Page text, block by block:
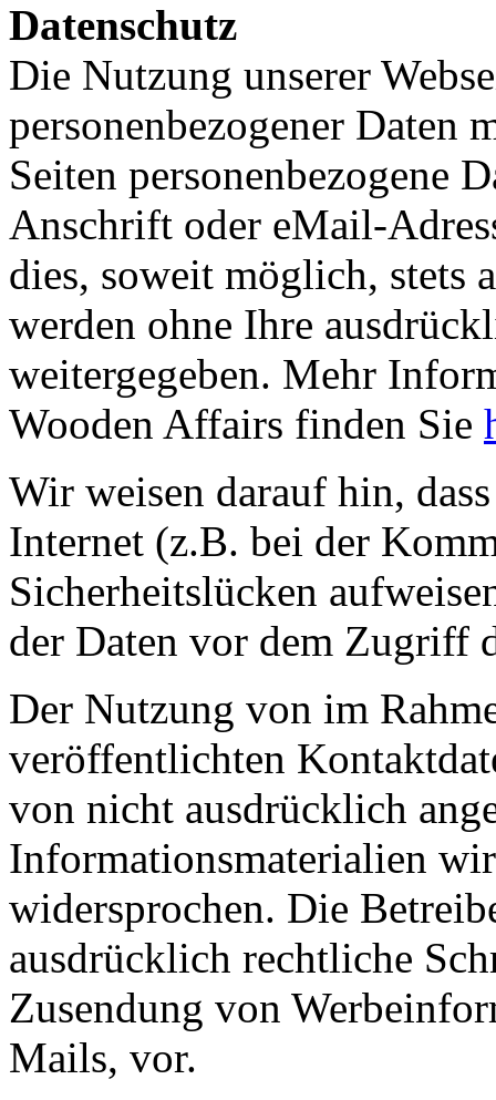
Datenschutz
Die Nutzung unserer
personenbezogener Daten
Seiten personenbezogene
Anschrift oder eMail-
dies, soweit möglich, stets
werden ohne Ihre
weitergegeben. Mehr
Wooden Affairs finden Sie
Wir weisen darauf hin,
Internet (z.B. bei der
Sicherheitslücken
der Daten vor dem Zugriff
Der Nutzung von im
veröffentlichten
von nicht ausdrücklich
Informationsmaterialien
widersprochen. Die
ausdrücklich rechtliche
Zusendung von
Mails, vor.